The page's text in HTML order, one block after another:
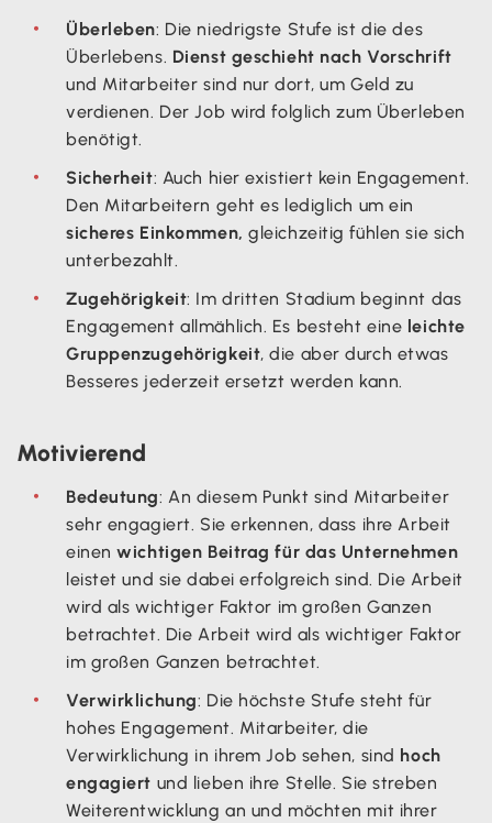
Überleben: Die niedrigste Stufe ist die des
Überlebens. Dienst geschieht nach Vorschrift
und Mitarbeiter sind nur dort, um Geld zu
verdienen. Der Job wird folglich zum Überleben
benötigt.
Sicherheit: Auch hier existiert kein Engagement.
Den Mitarbeitern geht es lediglich um ein
sicheres Einkommen,gleichzeitig fühlen sie sich
unterbezahlt.
Zugehörigkeit: Im dritten Stadium beginnt das
Engagement allmählich. Es besteht eine leichte
Gruppenzugehörigkeit, die aber durch etwas
Besseres jederzeit ersetzt werden kann.
Motivierend
Bedeutung: An diesem Punkt sind Mitarbeiter
sehr engagiert. Sie erkennen, dass ihre Arbeit
einenwichtigen Beitrag für das Unternehmen
leistet und sie dabei erfolgreich sind. Die Arbeit
wird als wichtiger Faktor im großen Ganzen
betrachtet. Die Arbeit wird als wichtiger Faktor
im großen Ganzen betrachtet.
Verwirklichung: Die höchste Stufe steht für
hohes Engagement. Mitarbeiter, die
Verwirklichung in ihrem Job sehen, sind hoch
engagiert und lieben ihre Stelle. Sie streben
Weiterentwicklung an und möchten mit ihrer